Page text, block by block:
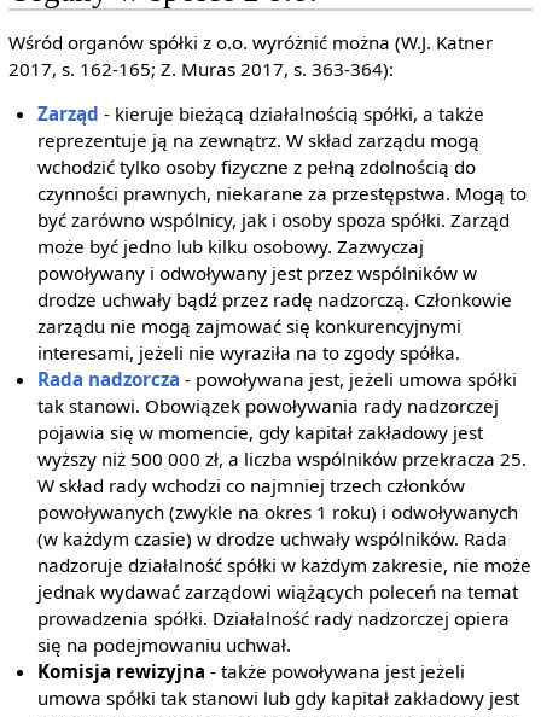
Wśród organów spółki z o.o. wyróżnić można (W.J. Katner
2017, s. 162-165; Z. Muras 2017, s. 363-364):
Zarząd - kieruje bieżącą działalnością spółki, a także
reprezentuje ją na zewnątrz. W skład zarządu mogą
wchodzić tylko osoby fizyczne z pełną zdolnością do
czynności prawnych, niekarane za przestępstwa. Mogą to
być zarówno wspólnicy, jak i osoby spoza spółki. Zarząd
może być jedno lub kilku osobowy. Zazwyczaj
powoływany i odwoływany jest przez wspólników w
drodze uchwały bądź przez radę nadzorczą. Członkowie
zarządu nie mogą zajmować się konkurencyjnymi
interesami, jeżeli nie wyraziła na to zgody spółka.
Rada nadzorcza - powoływana jest, jeżeli umowa spółki
tak stanowi. Obowiązek powoływania rady nadzorczej
pojawia się w momencie, gdy kapitał zakładowy jest
wyższy niż 500 000 zł, a liczba wspólników przekracza 25.
W skład rady wchodzi co najmniej trzech członków
powoływanych (zwykle na okres 1 roku) i odwoływanych
(w każdym czasie) w drodze uchwały wspólników. Rada
nadzoruje działalność spółki w każdym zakresie, nie może
jednak wydawać zarządowi wiążących poleceń na temat
prowadzenia spółki. Działalność rady nadzorczej opiera
się na podejmowaniu uchwał.
Komisja rewizyjna - także powoływana jest jeżeli
umowa spółki tak stanowi lub gdy kapitał zakładowy jest